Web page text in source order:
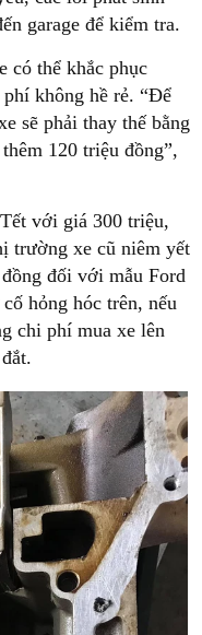
garage để kiểm tra.
có thể khắc phục
không hề rẻ. “Để
sẽ phải thay thế bằng
120 triệu đồng”,
với giá 300 triệu,
trường xe cũ niêm yết
đối với mẫu Ford
hỏng hóc trên, nếu
chi phí mua xe lên